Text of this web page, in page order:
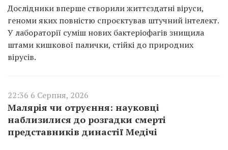
Дослідники вперше створили життєздатні віруси,
геноми яких повністю спроєктував штучний інтелект.
У лабораторії суміш нових бактеріофагів знищила
штами кишкової палички, стійкі до природних
вірусів.
22:36 6 Серпня, 2026
Малярія чи отруєння: науковці
наблизилися до розгадки смерті
представників династії Медічі